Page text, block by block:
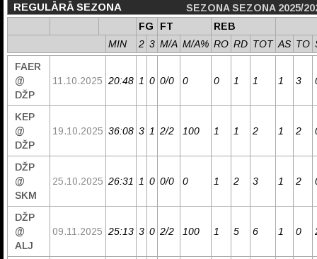
REGULĀRĀ SEZONA
SEZONA SEZONA 2025/
FG
FT
REB
MIN
2 3 M/A M/A% RO RD TOT AS TO
FAER
@
DŽP
11.10.2025 20:48 1 0 0/0 0 0 1 1 1 3
KEP
@
DŽP
19.10.2025 36:08 3 1 2/2 100 1 1 2 1 2
DŽP
@
SKM
25.10.2025 26:31 1 0 0/0 0 1 2 3 1 2
DŽP
@
ALJ
09.11.2025 25:13 3 0 2/2 100 1 5 6 1 0